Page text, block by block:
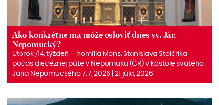
Ako konkrétne ma môže osloviť dnes sv. Ján
Nepomucký?
Utorok /14. týždeň – homília Mons. Stanislava Stolárika
počas diecéznej púte v Nepomuku (ČR) v Kostole svätého
Jána Nepomuckého 7. 7. 2026 | 21 júla, 2026